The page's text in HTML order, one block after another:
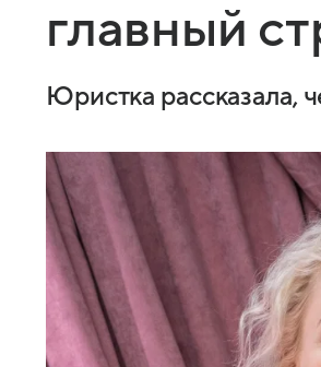
главный
Юристка рассказала,